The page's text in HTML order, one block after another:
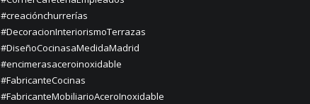
#creaciónchurrerías
#DecoracionInteriorismoTerrazas
#DiseñoCocinasaMedidaMadrid
#encimerasaceroinoxidable
#FabricanteCocinas
#FabricanteMobiliarioAceroInoxidable